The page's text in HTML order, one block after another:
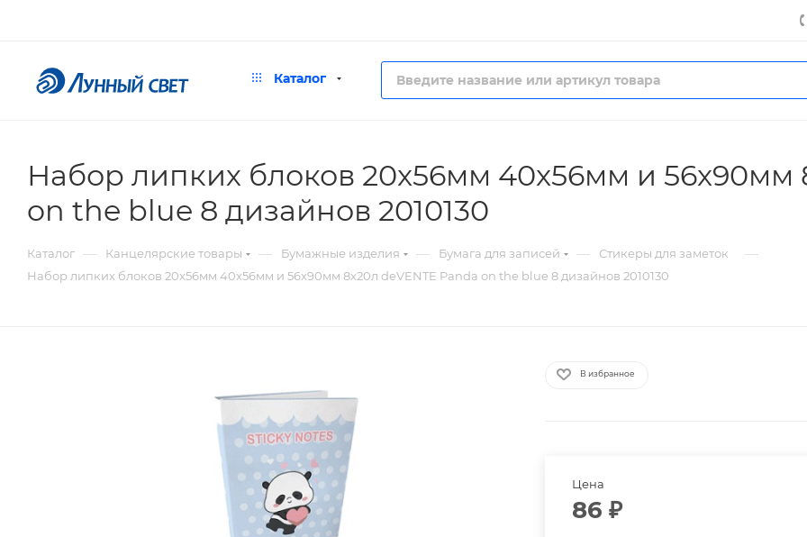
Каталог
Набор липких блоков 20x56мм 40x56мм и 56x90мм
on the blue 8 дизайнов 2010130
Каталог — Канцелярские товары — Бумажные изделия — Бумага для записей — Стикеры для заметок —
Набор липких блоков 20x56мм 40x56мм и 56x90мм 8x20л deVENTE Panda on the blue 8 дизайнов 2010130
В избранное
Цена
86 ₽